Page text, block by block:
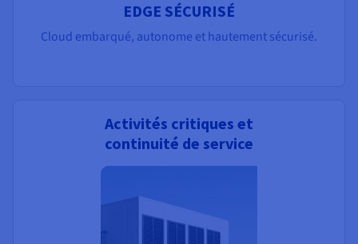
EDGE SÉCURISÉ
Cloud embarqué, autonome et hautement sécurisé.
Activités critiques et
continuité de service